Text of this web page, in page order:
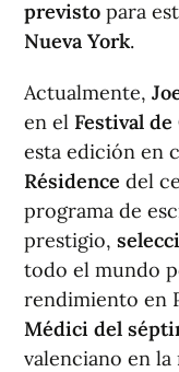
previsto para
Nueva York.
Actualmente,
en el Festival de
esta edición en
Résidence del
programa de
prestigio,
todo el mundo
rendimiento en
Médici del
valenciano en la